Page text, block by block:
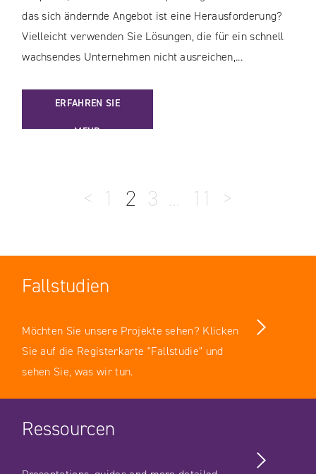
das sich ändernde Angebot ist eine Herausforderung?
Vielleicht verwenden Sie Lösungen, die für ein schnell
wachsendes Unternehmen nicht ausreichen,...
ERFAHREN SIE
MEHR
: CONTENT MANAGEMENT SYSTEM / WELCHES CMS SOLL
< 1 2 3 … 11 >
Fallstudien
Möchten Sie unsere Projekte sehen? Klicken
Sie auf die Registerkarte "Fallstudie" und
sehen Sie, was wir tun.
Ressourcen